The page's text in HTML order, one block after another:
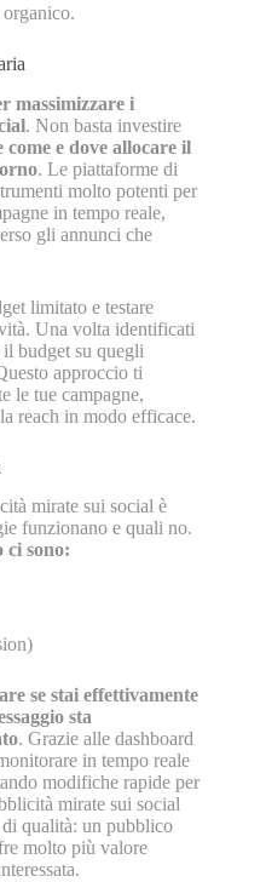
massimizzare i
. Non basta investire
e dove allocare il
. Le piattaforme di
molto potenti per
in tempo reale,
gli annunci che
limitato e testare
Una volta identificati
budget su quegli
approccio ti
le tue campagne,
reach in modo efficace.
mirate sui social è
funzionano e quali no.
ci sono:
se stai effettivamente
sta
. Grazie alle dashboard
in tempo reale
modifiche rapide per
mirate sui social
qualità: un pubblico
molto più valore